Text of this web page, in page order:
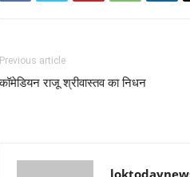
Previous article
कॉमेडियन राजू श्रीवास्तव का निधन